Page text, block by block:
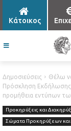
Κάτοικος
Δημοσιεύσεις Θέλω
Πρόσκληση Εκδήλωσης
προμήθεια εντύπων
Προκηρύξεις και
Σώματα Προκηρύξεων